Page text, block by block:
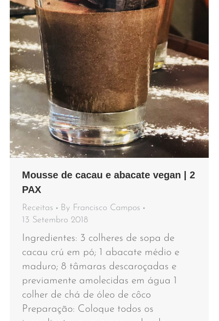
Mousse de cacau e abacate vegan | 2
PAX
Receitas By Francisco Campos
13 Setembro 2018
Ingredientes: 3 colheres de sopa de
cacau crú em pó; 1 abacate médio e
maduro; 8 tâmaras descaroçadas e
previamente amolecidas em água 1
colher de chá de óleo de côco
Preparação: Coloque todos os